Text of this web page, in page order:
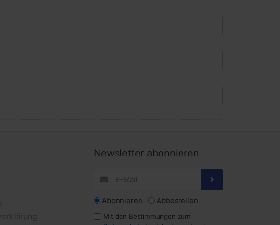
Newsletter abonnieren
Abonnieren Abbestellen
Mit den Bestimmungen zum